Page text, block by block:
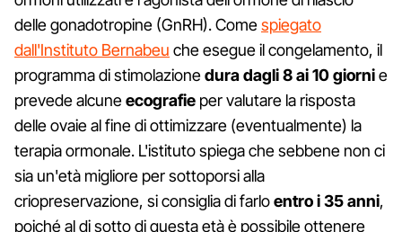
delle gonadotropine (GnRH). Comespiegato
dall'Instituto Bernabeu che esegue il congelamento, il
programma di stimolazionedura dagli 8 ai 10 giornie
prevede alcuneecografie per valutare la risposta
delle ovaie al fine di ottimizzare (eventualmente) la
terapia ormonale. L'istituto spiega che sebbene non ci
sia un'età migliore per sottoporsi alla
criopreservazione, si consiglia di farloentro i 35 anni,
poiché al di sotto di questa età è possibile ottenere